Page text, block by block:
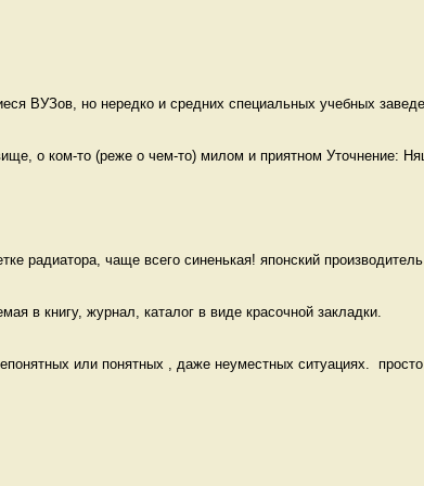
ВУЗов, но нередко и средних специальных учебных
о ком-то (реже о чем-то) милом и приятном Уточнение:
радиатора, чаще всего синенькая! японский производитель
в книгу, журнал, каталог в виде красочной закладки.
или понятных , даже неуместных ситуациях.  просто